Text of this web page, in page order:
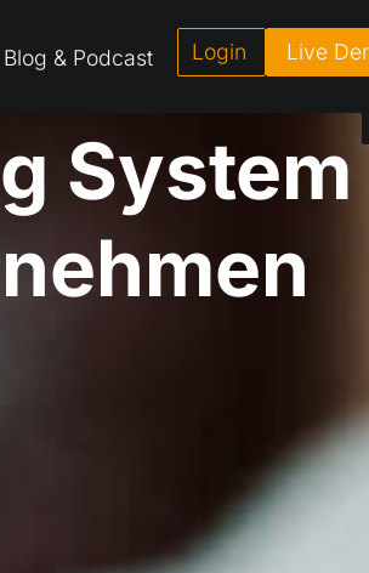
Blog & Podcast Login Live
E-